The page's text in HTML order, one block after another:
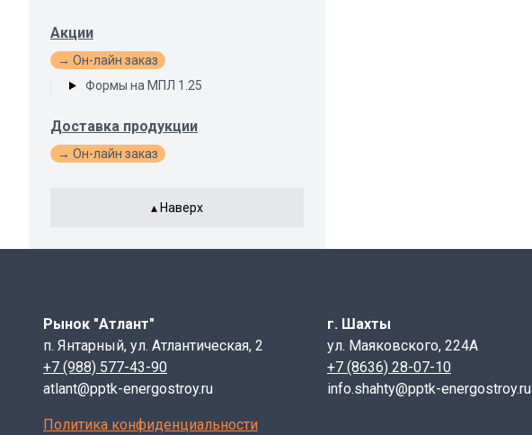
Акции
→ Он-лайн заказ
Формы на МПЛ 1.25
Доставка продукции
→ Он-лайн заказ
▴ Наверх
Рынок "Атлант"
п. Янтарный, ул. Атлантическая, 2
+7 (988) 577-43-90
atlant@pptk-energostroy.ru
г. Шахты
ул. Маяковского, 224А
+7 (8636) 28-07-10
info.shahty@pptk-energostroy.ru
Политика конфиденциальности